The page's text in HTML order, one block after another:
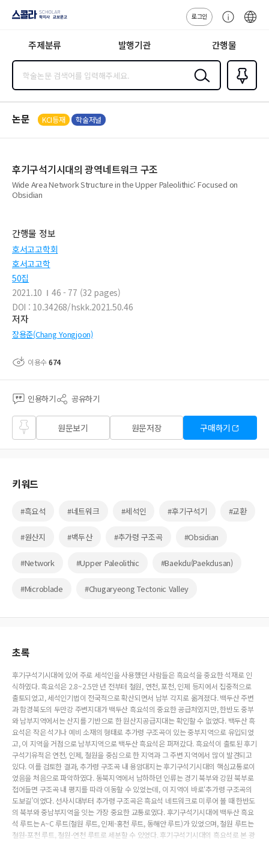
지사·교보문고
로그인
센
주제분류 발행기관 간행물
검색
즐겨찾
기0
논문 KCI등재 학술저널
후기구석기시대의 광역네트워크 구조
Wide Area Network Structure in the Upper Paleolithic: Focused on
Obsidian
간행물 정보
호서고고학회
호서고고학
50집
2021.10
46 - 77 (32 pages)
DOI : 10.34268/hskk.2021.50.46
저자
장용준(Chang Yongjoon)
이용수674
인용하기 공유하기
즐겨
찾기
원문보기 원문저장 구매하기
키워드
#흑요석 #네트워크 #세석인 #후기구석기 #교환
#원산지 #백두산 #추가령 구조곡 #Obsidian
#Network #Upper Paleolithic #Baekdu(Paekdusan)
#Microblade #Chugaryeong Tectonic Valley
초록
후기구석기시대에 있어 주로 세석인을 사용했던 사람들은 흑요석을 중요한 석재로 인
식하였다. 흑요석은 2.8~2.5만 년 전부터 철원, 연천, 포천, 인제 등지에서 집중적으로
출토되었고, 세석인기법이 전국적으로 확산되면서 남부 각지로 옮겨졌다. 백두산 주변
과 함경북도의 두만강 주변지대가 백두산 흑요석의 중요한 공급처였지만, 한반도 중부
와 남부지역에서는 산지를 기반으로 한 원산지공급지대는 확인할 수 없었다. 백두산 흑
요석은 작은 석기나 예비 소재의 형태로 추가령 구조곡이 있는 중부지역으로 유입되었
고, 이 지역을 거점으로 남부지역으로 백두산 흑요석은 퍼져갔다. 흑요석이 출토된 후기
구석기유적은 연천, 인제, 철원을 중심으로 한 지역과 그 주변 지역에서 많이 발견되고
있다. 이를 검토한 결과, 추가령 구조곡 내 용암대지는 후기구석기시대의 핵심교통로이
었음을 처음으로 파악하였다. 동북지역에서 남하하던 인류는 경기 북부와 강원 북부로
접어들면 구조곡 내 평지를 따라 이동할 수 있었는데, 이 지역이 바로‘추가령 구조곡의
도보길’이었다. 선사시대부터 추가령 구조곡은 흑요석 네트워크로 미루어 볼 때 한반도
의 북부와 중남부지역을 잇는 가장 중요한 교통로였다. 후기구석기시대에 백두산 흑요
석 루트는 A~C 루트(철원 루트, 인제-홍천 루트, 동해안 루트)가 있었으며, 철원 루트는
철원-포천 루트, 철원-연천 루트로 세분할 수 있었다. 후기구석기시대의 흑요석로 본 광